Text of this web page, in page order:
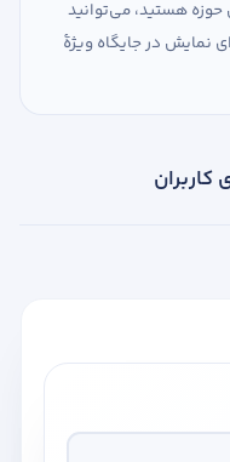
هستید، می‌توانید
نمایش در جایگاه ویژهٔ
کاربران